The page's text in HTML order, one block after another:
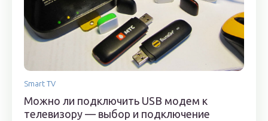
Smart TV
Можно ли подключить USB модем к
телевизору — выбор и подключение